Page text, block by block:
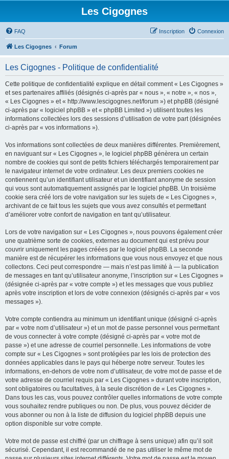
Les Cigognes
FAQ Connexion
Inscription
Les Cigognes Forum
Les Cigognes - Politique de confidentialité
Cette politique de confidentialité explique en détail comment « Les Cigognes »
et ses partenaires affiliés (désignés ci-après par « nous », « notre », « nos »,
« Les Cigognes » et « http://www.lescigognes.net/forum ») et phpBB (désigné
ci-après par « logiciel phpBB » et « phpBB Limited ») utilisent toutes les
informations collectées lors des sessions d’utilisation de votre part (désignées
ci-après par « vos informations »).
Vos informations sont collectées de deux manières différentes. Premièrement,
en naviguant sur « Les Cigognes », le logiciel phpBB génèrera un certain
nombre de cookies qui sont de petits fichiers téléchargés temporairement par
le navigateur internet de votre ordinateur. Les deux premiers cookies ne
contiennent qu’un identifiant utilisateur et un identifiant anonyme de session
qui vous sont automatiquement assignés par le logiciel phpBB. Un troisième
cookie sera créé lors de votre navigation sur les sujets de « Les Cigognes »,
archivant de ce fait tous les sujets que vous avez consultés et permettant
d’améliorer votre confort de navigation en tant qu’utilisateur.
Lors de votre navigation sur « Les Cigognes », nous pouvons également créer
une quatrième sorte de cookies, externes au document qui est prévu pour
couvrir uniquement les pages créées par le logiciel phpBB. La seconde
manière est de récupérer les informations que vous nous envoyez et que nous
collectons. Ceci peut correspondre — mais n’est pas limité à — la publication
de messages en tant qu’utilisateur anonyme, l’inscription sur « Les Cigognes »
(désignée ci-après par « votre compte ») et les messages que vous publiez
après votre inscription et lors de votre connexion (désignés ci-après par « vos
messages »).
Votre compte contiendra au minimum un identifiant unique (désigné ci-après
par « votre nom d’utilisateur ») et un mot de passe personnel vous permettant
de vous connecter à votre compte (désigné ci-après par « votre mot de
passe ») et une adresse de courriel personnelle. Les informations de votre
compte sur « Les Cigognes » sont protégées par les lois de protection des
données applicables dans le pays qui héberge notre serveur. Toutes les
informations, en-dehors de votre nom d’utilisateur, de votre mot de passe et de
votre adresse de courriel requis par « Les Cigognes » durant votre inscription,
sont obligatoires ou facultatives, à la seule discrétion de « Les Cigognes ».
Dans tous les cas, vous pouvez contrôler quelles informations de votre compte
vous souhaitez rendre publiques ou non. De plus, vous pouvez décider de
vous abonner ou non à la liste de diffusion du logiciel phpBB depuis une
option disponible sur votre compte.
Votre mot de passe est chiffré (par un chiffrage à sens unique) afin qu’il soit
sécurisé. Cependant, il est recommandé de ne pas utiliser le même mot de